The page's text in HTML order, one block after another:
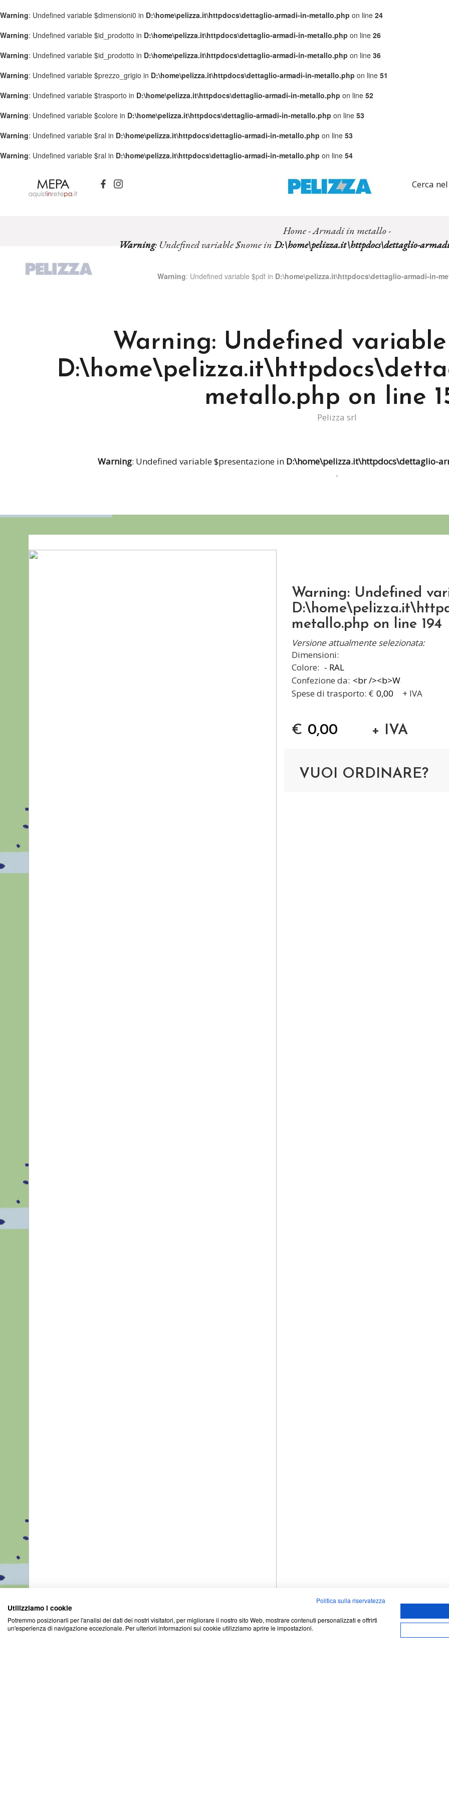
Warning: Undefined variable $dimensioni0 in D:\home\pelizza.it\httpdocs\dettaglio-armadi-in-metallo.php on line 24
Warning: Undefined variable $id_prodotto in D:\home\pelizza.it\httpdocs\dettaglio-armadi-in-metallo.php on line 26
Warning: Undefined variable $id_prodotto in D:\home\pelizza.it\httpdocs\dettaglio-armadi-in-metallo.php on line 36
Warning: Undefined variable $prezzo_grigio in D:\home\pelizza.it\httpdocs\dettaglio-armadi-in-metallo.php on line 51
Warning: Undefined variable $trasporto in D:\home\pelizza.it\httpdocs\dettaglio-armadi-in-metallo.php on line 52
Warning: Undefined variable $colore in D:\home\pelizza.it\httpdocs\dettaglio-armadi-in-metallo.php on line 53
Warning: Undefined variable $ral in D:\home\pelizza.it\httpdocs\dettaglio-armadi-in-metallo.php on line 53
Warning: Undefined variable $ral in D:\home\pelizza.it\httpdocs\dettaglio-armadi-in-metallo.php on line 54
Cerca
Home-Armadi in metallo-
Warning: Undefined variable $nome inD:\home\pelizza.it\httpdocs\dettaglio-
Warning: Undefined variable $pdf in D:\home\pelizza.it\httpdocs\dettaglio-armadi-in-
Warning: Undefined
metallo.php on line
Pelizza srl
Warning: Undefined variable $presentazione in D:\home\pelizza.it\httpdocs\dettaglio-
.
Warning: Undefined
metallo.php on line 194
Versione attualmente selezionata:
Dimensioni:
Colore:
Confezione da:
Spese di trasporto: €
+ IVA
€ + IVA
VUOI ORDINARE?
Politica sulla riservatezza
Utilizziamo i cookie
Potremmo posizionarli per l'analisi dei dati dei nostri visitatori, per migliorare il nostro sito Web, mostrare contenuti personalizzati e offrirti
un'esperienza di navigazione eccezionale. Per ulteriori informazioni sui cookie utilizziamo aprire le impostazioni.